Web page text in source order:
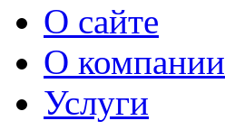
О сайте
О компании
Услуги